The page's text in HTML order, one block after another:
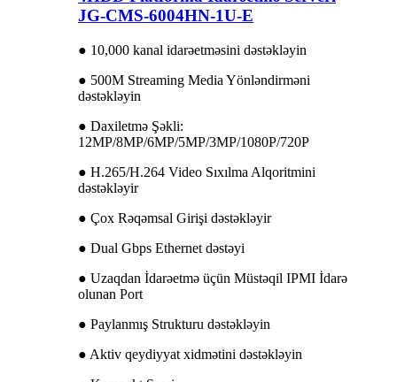
JG-CMS-6004HN-1U-E
● 10,000 kanal idarəetməsini dəstəkləyin
● 500M Streaming Media Yönləndirməni
dəstəkləyin
● Daxiletmə Şəkli:
12MP/8MP/6MP/5MP/3MP/1080P/720P
● H.265/H.264 Video Sıxılma Alqoritmini
dəstəkləyir
● Çox Rəqəmsal Girişi dəstəkləyir
● Dual Gbps Ethernet dəstəyi
● Uzaqdan İdarəetmə üçün Müstəqil IPMI İdarə
olunan Port
● Paylanmış Strukturu dəstəkləyin
● Aktiv qeydiyyat xidmətini dəstəkləyin